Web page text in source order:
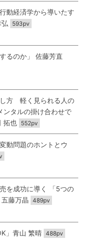
動経済学から導いたす
593pv
るのか」 佐藤芳直
し方 軽く見られる人の
タルの掛け合わせで
拓也
552pv
動問題のホントとウ
を成功に導く 「5つの
藤万晶 489pv
」青山 繁晴 488pv